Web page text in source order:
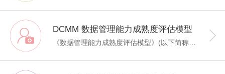
DCMM 数据管理能力成熟度评估模型
《数据管理能力成熟度评估模型》(以下简称DCMM)是我国在数据管理领域首个正式发布的国家标准，旨在帮助企业利用先进的数据管理理念和方法，建立和评价自身数据管理能力，持续完善数据管理组织、程序和制度，充分发挥数据在促进企业向信息化、数字化、智能化发展方面的价值。